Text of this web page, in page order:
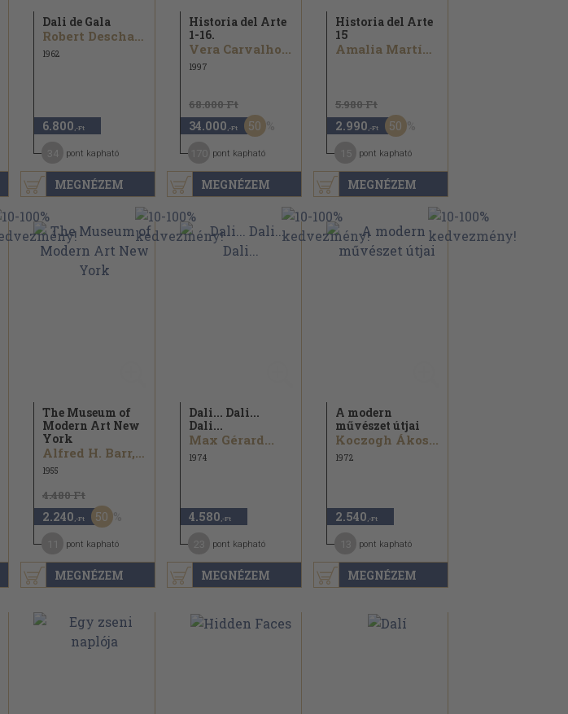
MEGNÉZEM
Dali de Gala
Robert Descharnes
1962
6.800 ,-Ft
pont kapható
MEGNÉZEM
Historia del Arte
1-16.
Vera Carvalho...
1997
68.000 Ft
34.000 ,-Ft 50
pont kapható
MEGNÉZEM
Historia del Arte
15
Amalia Martínez Munuz...
5.980 Ft
2.990 ,-Ft 50
pont kapható
MEGNÉZEM
The Museum of
Modern Art New
York
Alfred H. Barr, Jr.
1955
4.480 Ft
2.240 ,-Ft 50
pont kapható
MEGNÉZEM
Dali... Dali...
Dali...
Max Gérard...
1974
4.580 ,-Ft
pont kapható
MEGNÉZEM
A modern
művészet útjai
Koczogh Ákos...
1972
2.540 ,-Ft
pont kapható